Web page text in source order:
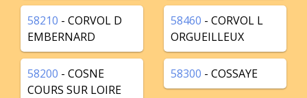
58210 - CORVOL D
EMBERNARD
58460 - CORVOL L
ORGUEILLEUX
58200 - COSNE
COURS SUR LOIRE
58300 - COSSAYE